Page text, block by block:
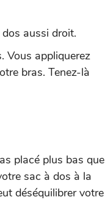
aussi droit.
Vous appliquerez
bras. Tenez-là
placé plus bas que
sac à dos à la
déséquilibrer votre